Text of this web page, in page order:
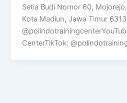
Setia Budi Nomor 60,
Kota Madiun, Jawa Timur
CenterTikTok: